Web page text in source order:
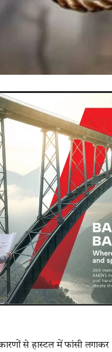
से हास्टल में फांसी